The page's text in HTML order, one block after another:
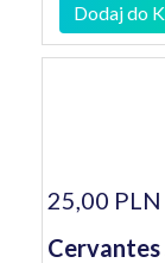
Dodaj do
25,00 PLN
Cervantes